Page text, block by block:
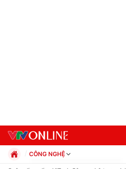
CÔNG NGHỆ